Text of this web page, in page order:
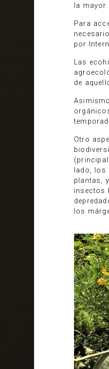
la
Para
por
Las
de
Otro
lado,
plantas,
insectos
los